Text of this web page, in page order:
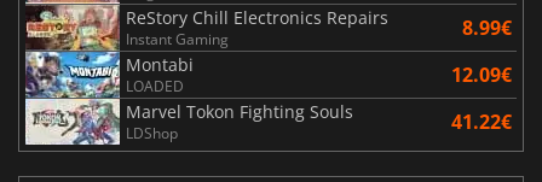
ReStory Chill Electronics Repairs
Instant Gaming 8.99€
Montabi
LOADED 12.09€
Marvel Tokon Fighting Souls
LDShop 41.22€